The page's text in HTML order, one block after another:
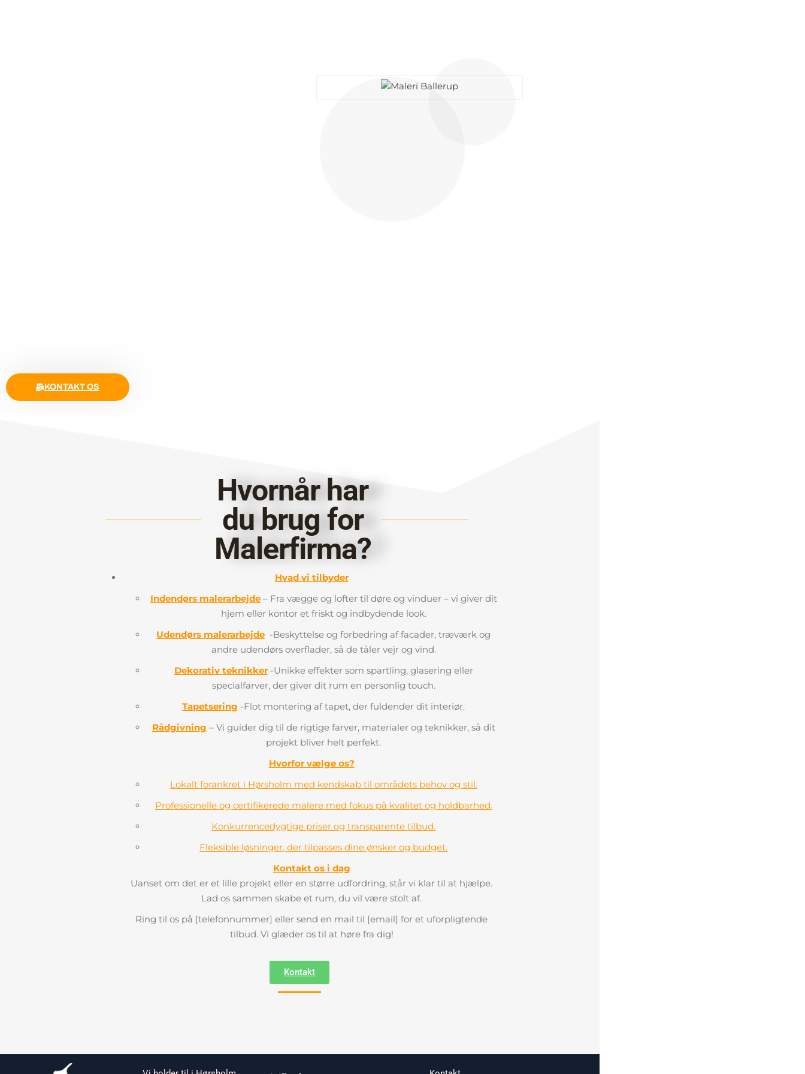
KONTAKT OS
Hvornår har
du brug for
Malerfirma?
Hvad vi tilbyder
Indendørs malerarbejde– Fra vægge og lofter til døre og vinduer – vi giver dit
hjem eller kontor et friskt og indbydende look.
Udendørs malerarbejde -Beskyttelse og forbedring af facader, træværk og
andre udendørs overflader, så de tåler vejr og vind.
Dekorativ teknikker-Unikke effekter som spartling, glasering eller
specialfarver, der giver dit rum en personlig touch.
Tapetsering -Flot montering af tapet, der fuldender dit interiør.
Rådgivning – Vi guider dig til de rigtige farver, materialer og teknikker, så dit
projekt bliver helt perfekt.
Hvorfor vælge os?
Lokalt forankret i Hørsholm med kendskab til områdets behov og stil.
Professionelle og certifikerede malere med fokus på kvalitet og holdbarhed.
Konkurrencedygtige priser og transparente tilbud.
Fleksible løsninger, der tilpasses dine ønsker og budget.
Kontakt os i dag
Uanset om det er et lille projekt eller en større udfordring, står vi klar til at hjælpe.
Lad os sammen skabe et rum, du vil være stolt af.
Ring til os på [telefonnummer] eller send en mail til [email] for et uforpligtende
tilbud. Vi glæder os til at høre fra dig!
Kontakt